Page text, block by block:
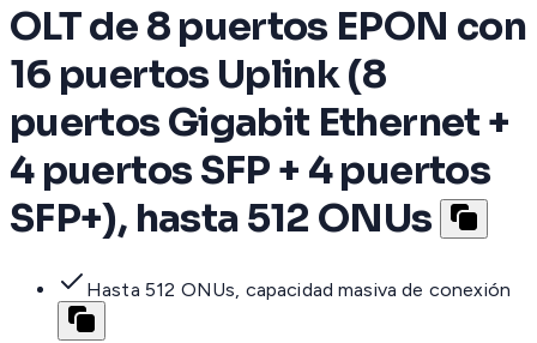
OLT de 8 puertos EPON con
16 puertos Uplink (8
puertos Gigabit Ethernet +
4 puertos SFP + 4 puertos
SFP+), hasta 512 ONUs
Hasta 512 ONUs, capacidad masiva de conexión